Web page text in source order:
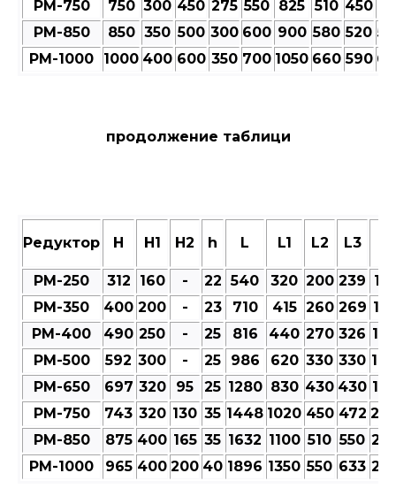
РМ-750 750 300 450 275 550 825 510 450
РМ-850
850 350 500 300 600 900 580 520
РМ-1000
1000 400 600 350 700 1050 660 590
продолжение таблици
Редуктор Н Н1 Н2 h L L1 L2 L3
РМ-250 312 160 - 22 540 320 200 239 101
РМ-350
400 200 - 23 710 415 260 269 122
РМ-400
490 250 - 25 816 440 270 326 128
РМ-500
592 300 - 25 986 620 330 330
РМ-650
697 320 95 25 1280 830 430 430 183
РМ-750
743 320 130 35 1448 1020 450 472
РМ-850
875 400 165 35 1632 1100 510 550
РМ-1000
965 400 200 40 1896 1350 550 633